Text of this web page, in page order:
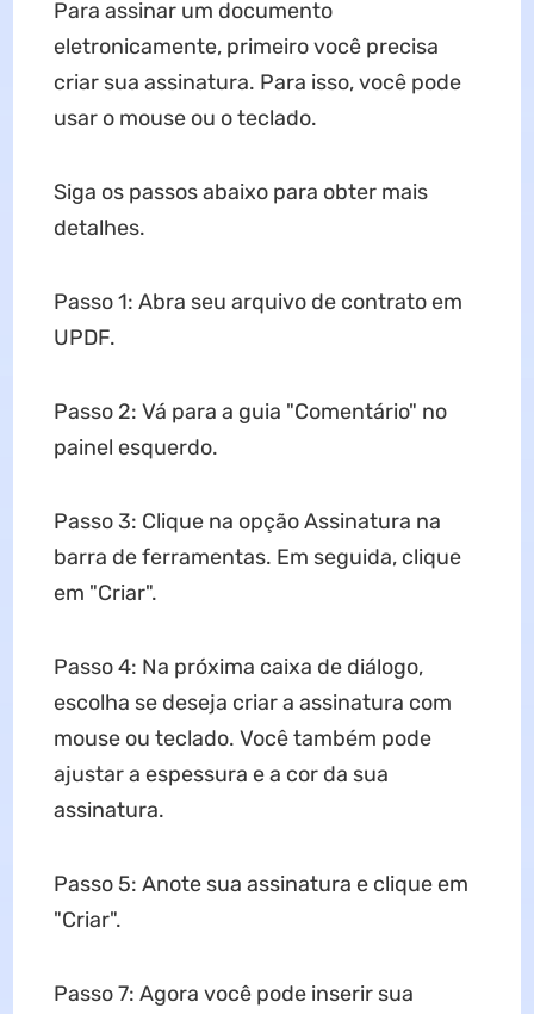
Para assinar um documento
eletronicamente, primeiro você precisa
criar sua assinatura. Para isso, você pode
usar o mouse ou o teclado.
Siga os passos abaixo para obter mais
detalhes.
Passo 1: Abra seu arquivo de contrato em
UPDF.
Passo 2: Vá para a guia "Comentário" no
painel esquerdo.
Passo 3: Clique na opção Assinatura na
barra de ferramentas. Em seguida, clique
em "Criar".
Passo 4: Na próxima caixa de diálogo,
escolha se deseja criar a assinatura com
mouse ou teclado. Você também pode
ajustar a espessura e a cor da sua
assinatura.
Passo 5: Anote sua assinatura e clique em
"Criar".
Passo 7: Agora você pode inserir sua